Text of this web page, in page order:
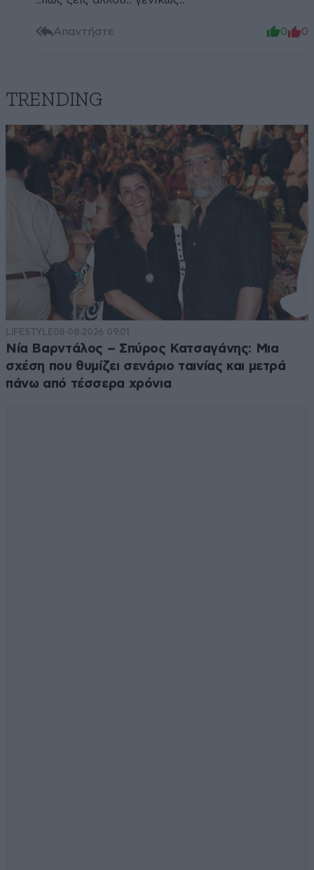
Απαντήστε 0 0
TRENDING
LIFESTYLE08·08·2026 09:01
Νία Βαρντάλος – Σπύρος Κατσαγάνης: Μια
σχέση που θυμίζει σενάριο ταινίας και μετρά
πάνω από τέσσερα χρόνια